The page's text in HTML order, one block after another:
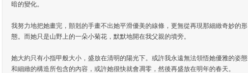
暗的變化。
我努力地把她畫完，顫剋的手畫不出她平滑優美的線條，更無從再現那細緻奇妙的形
態。而她只是山野上的一朵小菊花，默默地開在我父親的墳旁。
她大約只有小指甲般大小，盛放在清明的陽光下。或許我永遠無法領悟她優雅的姿態
和細緻的構造所包含的內容，或許她很快就會凋零，然後再盛放在明年的春天。